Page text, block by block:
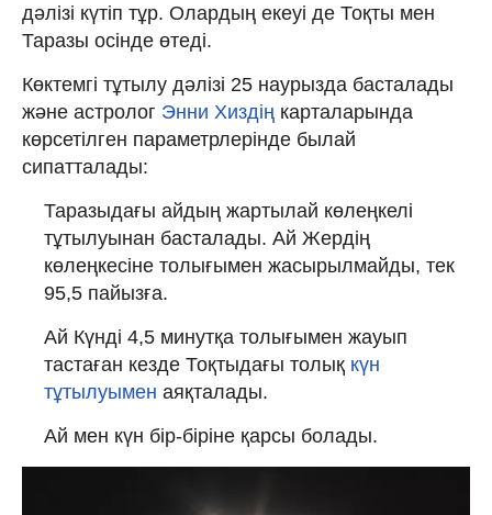
дәлізі күтіп тұр. Олардың екеуі де Тоқты мен
Таразы осінде өтеді.
Көктемгі тұтылу дәлізі 25 наурызда басталады
және астролог Энни Хиздің карталарында
көрсетілген параметрлерінде былай
сипатталады:
Таразыдағы айдың жартылай көлеңкелі
тұтылуынан басталады. Ай Жердің
көлеңкесіне толығымен жасырылмайды, тек
95,5 пайызға.
Ай Күнді 4,5 минутқа толығымен жауып
тастаған кезде Тоқтыдағы толық күн
тұтылуымен аяқталады.
Ай мен күн бір-біріне қарсы болады.